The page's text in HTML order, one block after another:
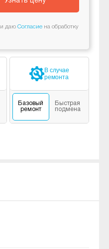
и даю Согласиена обработку
В случае
ремонта
Базовый
ремонт
Быстрая
подмена